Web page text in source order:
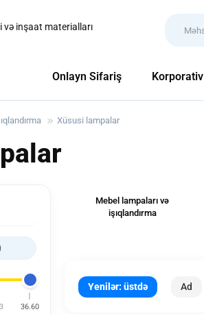
və inşaat materialları
Onlayn Sifariş Korporativ
Xüsusi lampalar
36.60
Mebel lampaları və
işıqlandırma
Yenilər: üstdə Ad